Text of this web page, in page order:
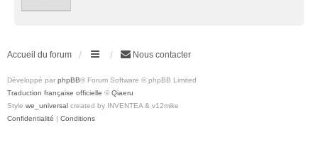
Accueil du forum Nous contacter
Développé par phpBB® Forum Software © phpBB Limited
Traduction française officielle © Qiaeru
Style we_universal created by INVENTEA & v12mike
Confidentialité | Conditions